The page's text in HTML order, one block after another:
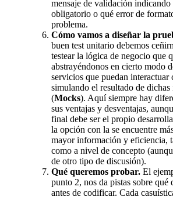
mensaje de validación indicando
obligatorio o qué error de
problema.
Cómo vamos a diseñar la
buen test unitario debemos
testear la lógica de negocio que
abstrayéndonos en cierto modo
servicios que puedan interactuar
simulando el resultado de dichas
(Mocks). Aquí siempre hay
sus ventajas y desventajas,
final debe ser el propio
la opción con la se encuentre
mayor información y eficiencia,
como a nivel de concepto
de otro tipo de discusión).
Qué queremos probar. El
punto 2, nos da pistas sobre qué
antes de codificar. Cada